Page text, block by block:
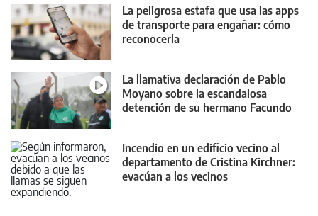
La peligrosa estafa que usa las apps
de transporte para engañar: cómo
reconocerla
La llamativa declaración de Pablo
Moyano sobre la escandalosa
detención de su hermano Facundo
Incendio en un edificio vecino al
departamento de Cristina Kirchner:
evacúan a los vecinos